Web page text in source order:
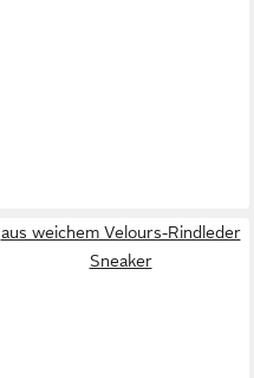
aus weichem Velours-Rindleder
Sneaker